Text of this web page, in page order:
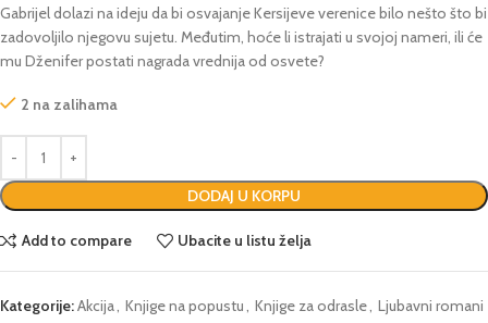
Gabrijel dolazi na ideju da bi osvajanje Kersijeve verenice bilo nešto što bi
zadovoljilo njegovu sujetu. Međutim, hoće li istrajati u svojoj nameri, ili će
mu Dženifer postati nagrada vrednija od osvete?
2 na zalihama
DODAJ U KORPU
Add to compare Ubacite u listu želja
Kategorije:Akcija, Knjige na popustu, Knjige za odrasle, Ljubavni romani